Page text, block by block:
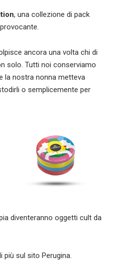
, una collezione di pack
ancora una volta chi di
solo. Tutti noi conserviamo
la nostra nonna metteva
o semplicemente per
diventeranno oggetti cult da
più sul sito Perugina.